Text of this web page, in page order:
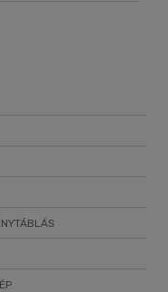
A kötet nem
számíthat,